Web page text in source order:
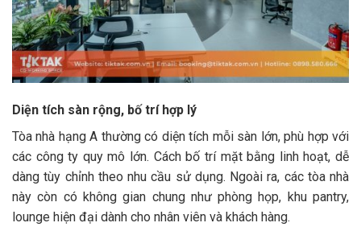
Diện tích sàn rộng, bố trí hợp lý
Tòa nhà hạng A thường có diện tích mỗi sàn lớn, phù hợp với
các công ty quy mô lớn. Cách bố trí mặt bằng linh hoạt, dễ
dàng tùy chỉnh theo nhu cầu sử dụng. Ngoài ra, các tòa nhà
này còn có không gian chung như phòng họp, khu pantry,
lounge hiện đại dành cho nhân viên và khách hàng.